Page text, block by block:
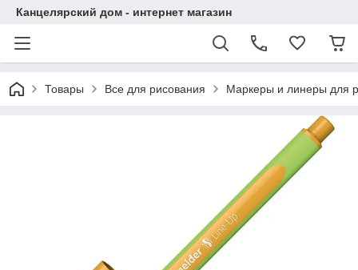
Канцелярский дом - интернет магазин
Товары Все для рисования Маркеры и линеры для